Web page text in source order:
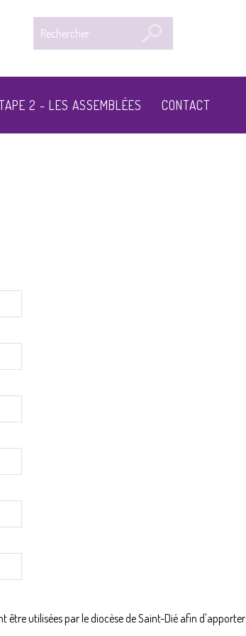
2 - LES ASSEMBLÉES CONTACT
utilisées par le diocèse de Saint-Dié afin d'apporter